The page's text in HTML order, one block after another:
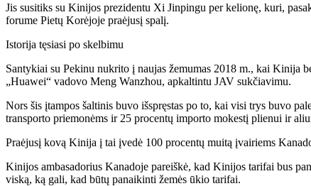
Jis susitiks su Kinijos prezidentu Xi Jinpingu per kelionę, kuri,
forume Pietų Korėjoje praėjusį spalį.
Istorija tęsiasi po skelbimu
Santykiai su Pekinu nukrito į naujas žemumas 2018 m., kai Kinija
„Huawei“ vadovo Meng Wanzhou, apkaltintu JAV sukčiavimu.
Nors šis įtampos šaltinis buvo išspręstas po to, kai visi trys buvo
transporto priemonėms ir 25 procentų importo mokestį plienui ir
Praėjusį kovą Kinija į tai įvedė 100 procentų muitą įvairiems
Kinijos ambasadorius Kanadoje pareiškė, kad Kinijos tarifai bus
viską, ką gali, kad būtų panaikinti žemės ūkio tarifai.